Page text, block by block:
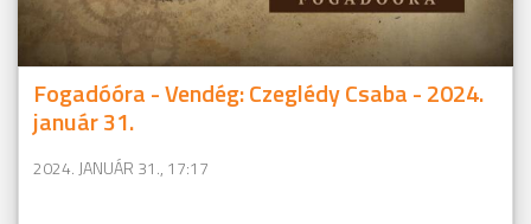
Fogadóóra - Vendég: Czeglédy Csaba - 2024.
január 31.
2024. JANUÁR 31., 17:17